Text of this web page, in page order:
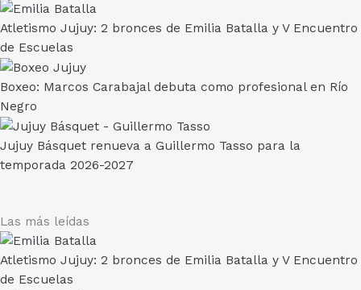
Atletismo Jujuy: 2 bronces de Emilia Batalla y V Encuentro
de Escuelas
Boxeo: Marcos Carabajal debuta como profesional en Río
Negro
Jujuy Básquet renueva a Guillermo Tasso para la
temporada 2026-2027
Las más leídas
Atletismo Jujuy: 2 bronces de Emilia Batalla y V Encuentro
de Escuelas